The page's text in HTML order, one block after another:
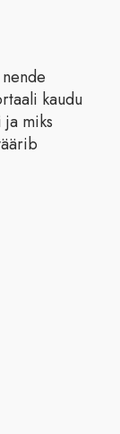
kaudu
ja miks